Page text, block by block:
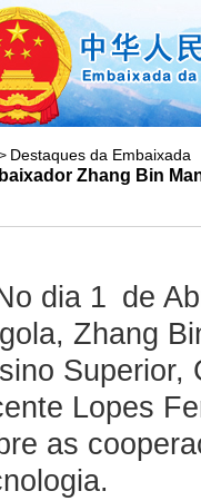
> Destaques da Embaixada
Zhang Bin
dia 1 de
Zhang
Superior,
Lopes
as